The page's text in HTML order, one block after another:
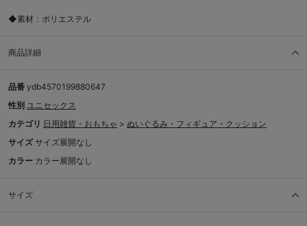
◆素材：ポリエステル
商品詳細
品番 ydb4570199880647
性別 ユニセックス
カテゴリ 日用雑貨・おもちゃ > ぬいぐるみ・フィギュア・クッション
サイズ サイズ展開なし
カラー カラー展開なし
サイズ